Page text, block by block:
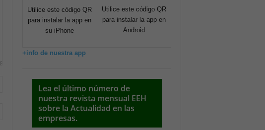
Utilice este código QR
para instalar la app en
su iPhone
Utilice este código QR
para instalar la app en
Android
+info de nuestra app
Lea el último número de
nuestra revista mensual EEH
sobre la Actualidad en las
empresas.